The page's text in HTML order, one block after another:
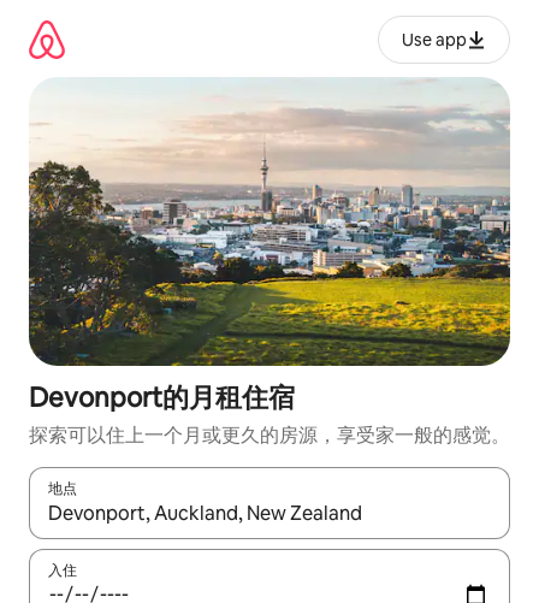
Use app
Devonport的月租住宿
探索可以住上一个月或更久的房源，享受家一般的感觉。
地点
如有搜索结果，请使用上下方向键查看，或通过点击或滑动手势
入住